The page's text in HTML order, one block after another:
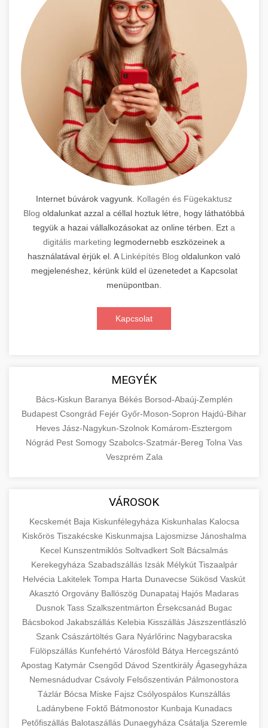
Internet búvárok vagyunk. Kollagén és Fügekaktusz
Blog oldalunkat azzal a céllal hoztuk létre, hogy láthatóbbá
tegyük a hazai vállalkozásokat az online térben. Ezt a
digitális marketing legmodernebb eszközeinek a
használatával érjük el. A Linképítés Blog oldalunkon való
megjelenéshez, kérünk küld el üzenetedet a Kapcsolat
menüpontban.
Kapcsolat
MEGYÉK
Bács-Kiskun Baranya Békés Borsod-Abaúj-Zemplén
Budapest Csongrád Fejér Győr-Moson-Sopron Hajdú-Bihar
Heves Jász-Nagykun-Szolnok Komárom-Esztergom
Nógrád Pest Somogy Szabolcs-Szatmár-Bereg Tolna Vas
Veszprém Zala
VÁROSOK
Kecskemét Baja Kiskunfélegyháza Kiskunhalas Kalocsa
Kiskőrös Tiszakécske Kiskunmajsa Lajosmizse Jánoshalma
Kecel Kunszentmiklós Soltvadkert Solt Bácsalmás
Kerekegyháza Szabadszállás Izsák Mélykút Tiszaalpár
Helvécia Lakitelek Tompa Harta Dunavecse Sükösd Vaskút
Akasztó Orgovány Ballószög Dunapataj Hajós Madaras
Dusnok Tass Szalkszentmárton Érsekcsanád Bugac
Bácsbokod Jakabszállás Kelebia Kisszállás Jászszentlászló
Szank Császártöltés Gara Nyárlőrinc Nagybaracska
Fülöpszállás Kunfehértó Városföld Bátya Hercegszántó
Apostag Katymár Csengőd Dávod Szentkirály Ágasegyháza
Nemesnádudvar Csávoly Felsőszentiván Pálmonostora
Tázlár Bócsa Miske Fajsz Csólyospálos Kunszállás
Ladánybene Foktő Bátmonostor Kunbaja Kunadacs
Petőfiszállás Balotaszállás Dunaegyháza Csátalja Szeremle